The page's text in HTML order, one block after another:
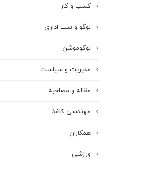
کسب و کار
لوگو و ست اداری
لوگوموشن
مدیریت و سیاست
مقاله و مصاحبه
مهندسی کاغذ
همکاران
ورزشی